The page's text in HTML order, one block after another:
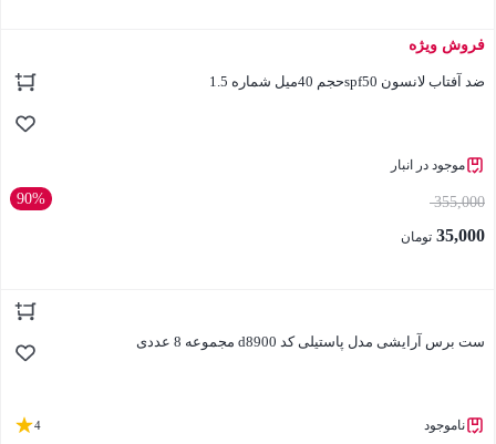
بستن
فروش ویژه
ضد آفتاب لانسون spf50حجم 40میل شماره 1.5
موجود در انبار
90% 355,000
35,000 تومان
ست برس آرایشی مدل پاستیلی کد d8900 مجموعه 8 عددی
ناموجود 4